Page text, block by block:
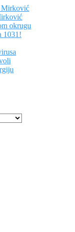
okrugu
1031!